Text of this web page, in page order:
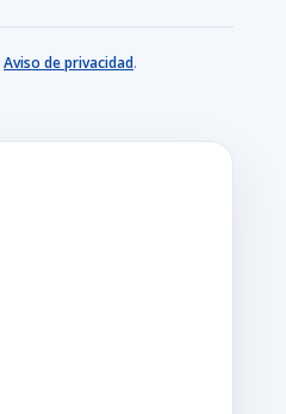
Aviso de privacidad.